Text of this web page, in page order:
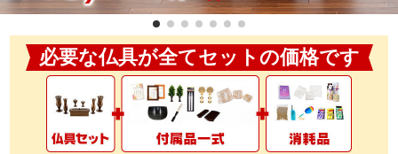
必要な仏具が全てセットの価格です